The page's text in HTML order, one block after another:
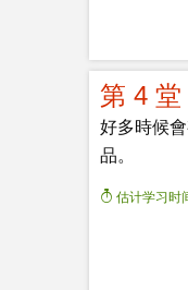
第 4 堂
好多時候
品。
估计学习时